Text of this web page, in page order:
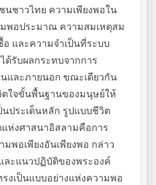
ชาวไทย ความเพียงพอใน
พอประมาณ ความสมเหตุสม
อ และความจำเป็นที่ระบบ
รับผลกระทบจากการ
และภายนอก ขณะเดียวกัน
ตใจขั้นพื้นฐานของมนุษย์ให้
ประเด็นหลัก รูปแบบชีวิต
ห่งศาสนาอิสลามคือการ
มพอเพียงอันเพียงพอ กล่าว
ะแนวปฏิบัติของพระองค์
งเป็นแบบอย่างแห่งความพอ